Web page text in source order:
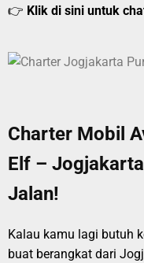
👉 Klik di sini untuk
Charter Mobil
Elf –
Jalan!
Kalau kamu lagi butuh
buat berangkat dari